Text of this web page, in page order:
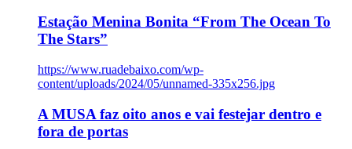
Estação Menina Bonita “From The Ocean To
The Stars”
https://www.ruadebaixo.com/wp-
content/uploads/2024/05/unnamed-335x256.jpg
A MUSA faz oito anos e vai festejar dentro e
fora de portas